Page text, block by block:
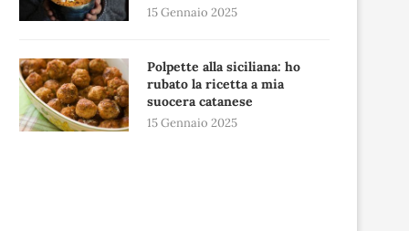
15 Gennaio 2025
Polpette alla siciliana: ho
rubato la ricetta a mia
suocera catanese
15 Gennaio 2025